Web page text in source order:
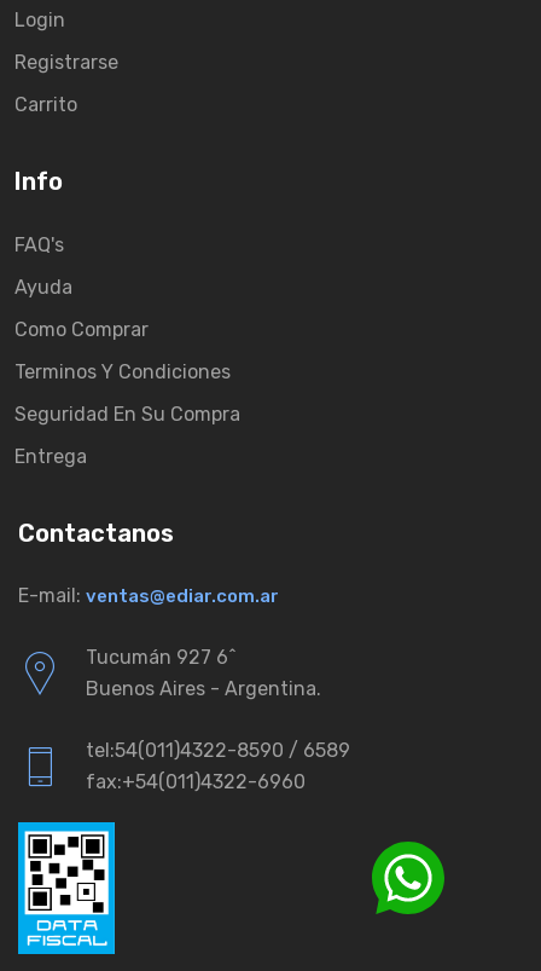
Login
Registrarse
Carrito
Info
FAQ's
Ayuda
Como Comprar
Terminos Y Condiciones
Seguridad En Su Compra
Entrega
Contactanos
E-mail: ventas@ediar.com.ar
Tucumán 927 6ˆ
Buenos Aires - Argentina.
tel:54(011)4322-8590 / 6589
fax:+54(011)4322-6960